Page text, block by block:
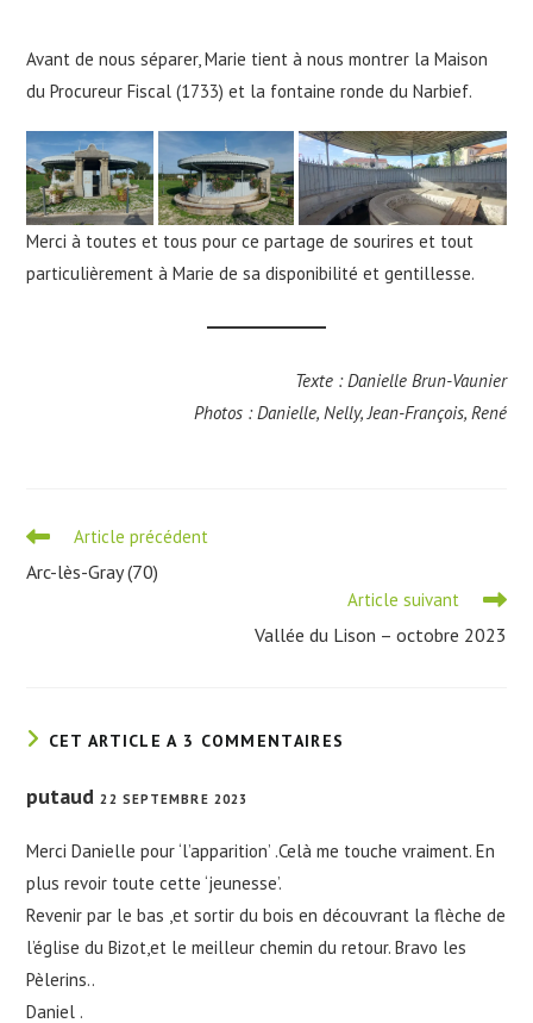
Avant de nous séparer, Marie tient à nous montrer la Maison
du Procureur Fiscal (1733) et la fontaine ronde du Narbief.
Merci à toutes et tous pour ce partage de sourires et tout
particulièrement à Marie de sa disponibilité et gentillesse.
Texte : Danielle Brun-Vaunier
Photos : Danielle, Nelly, Jean-François, René
Read
articles
Article précédent
Arc-lès-Gray (70)
Article suivant
Vallée du Lison – octobre 2023
CET ARTICLE A 3 COMMENTAIRES
putaud22 SEPTEMBRE 2023
Merci Danielle pour ‘l’apparition’ .Celà me touche vraiment. En
plus revoir toute cette ‘jeunesse’.
Revenir par le bas ,et sortir du bois en découvrant la flèche de
l’église du Bizot,et le meilleur chemin du retour. Bravo les
Pèlerins..
Daniel .